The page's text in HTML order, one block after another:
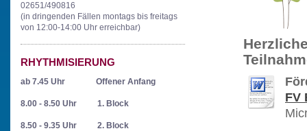
02651/490816
(in dringenden Fällen montags bis freitags
von 12:00-14:00 Uhr erreichbar)
RHYTHMISIERUNG
ab 7.45 Uhr Offener Anfang
8.00 - 8.50 Uhr 1. Block
8.50 - 9.35 Uhr 2. Block
FV